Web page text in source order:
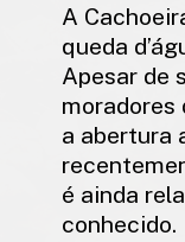
A
queda
Apesar de
moradores
a abertura
é ainda
conhecido.